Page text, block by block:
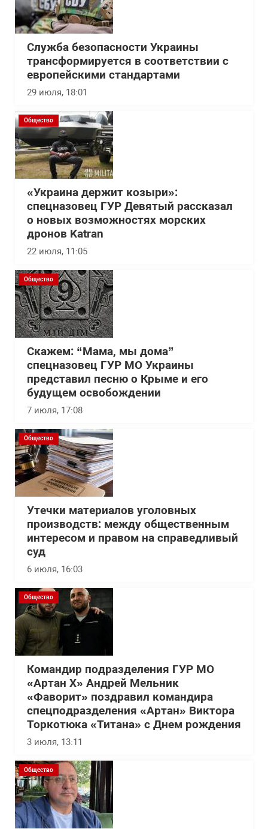
Служба безопасности Украины
трансформируется в соответствии с
европейскими стандартами
29 июля, 18:01
Общество
«Украина держит козыри»:
спецназовец ГУР Девятый рассказал
о новых возможностях морских
дронов Katran
22 июля, 11:05
Общество
Скажем: “Мама, мы дома”
спецназовец ГУР МО Украины
представил песню о Крыме и его
будущем освобождении
7 июля, 17:08
Общество
Утечки материалов уголовных
производств: между общественным
интересом и правом на справедливый
суд
6 июля, 16:03
Общество
Командир подразделения ГУР МО
«Артан Х» Андрей Мельник
«Фаворит» поздравил командира
спецподразделения «Артан» Виктора
Торкотюка «Титана» с Днем рождения
3 июля, 13:11
Общество